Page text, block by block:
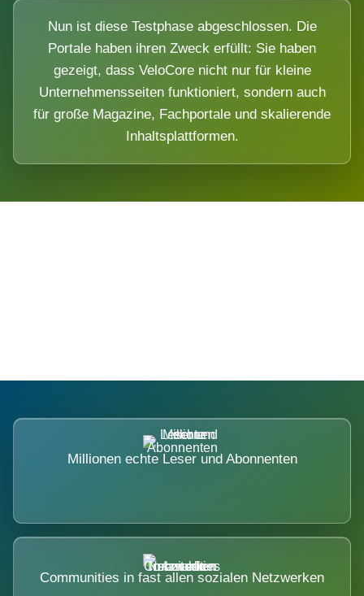
Nun ist diese Testphase abgeschlossen. Die
Portale haben ihren Zweck erfüllt: Sie haben
gezeigt, dass VeloCore nicht nur für kleine
Unternehmensseiten funktioniert, sondern auch
für große Magazine, Fachportale und skalierende
Inhaltsplattformen.
Millionen echte Leser und Abonnenten
Communities in fast allen sozialen Netzwerken